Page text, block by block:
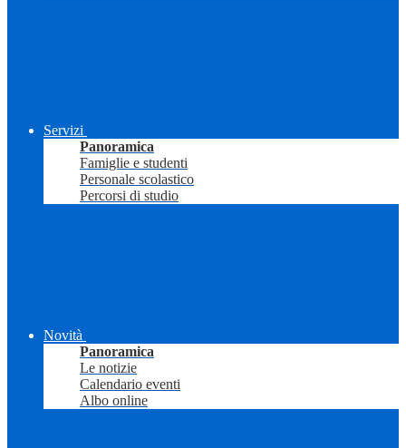
Servizi
Panoramica
Famiglie e studenti
Personale scolastico
Percorsi di studio
Novità
Panoramica
Le notizie
Calendario eventi
Albo online